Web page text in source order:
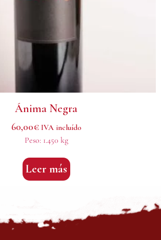
Ánima Negra
60,00€ IVA incluído
Peso:1.450 kg
Leer más